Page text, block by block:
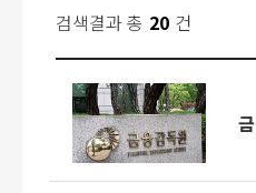
검색결과 총 20 건